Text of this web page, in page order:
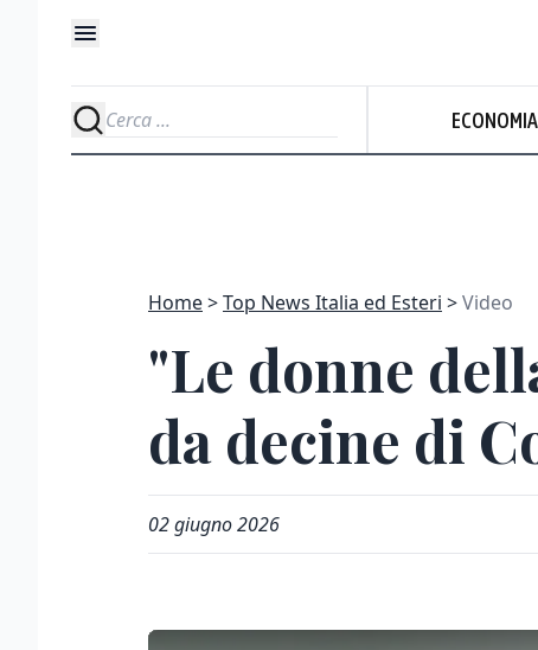
ECONOMIA
Home Top News Italia ed Esteri Video
"Le donne
da decine di
02 giugno 2026